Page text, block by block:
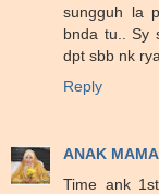
sungguh la
bnda tu.. Sy
dpt sbb nk
Reply
ANAK
Time ank